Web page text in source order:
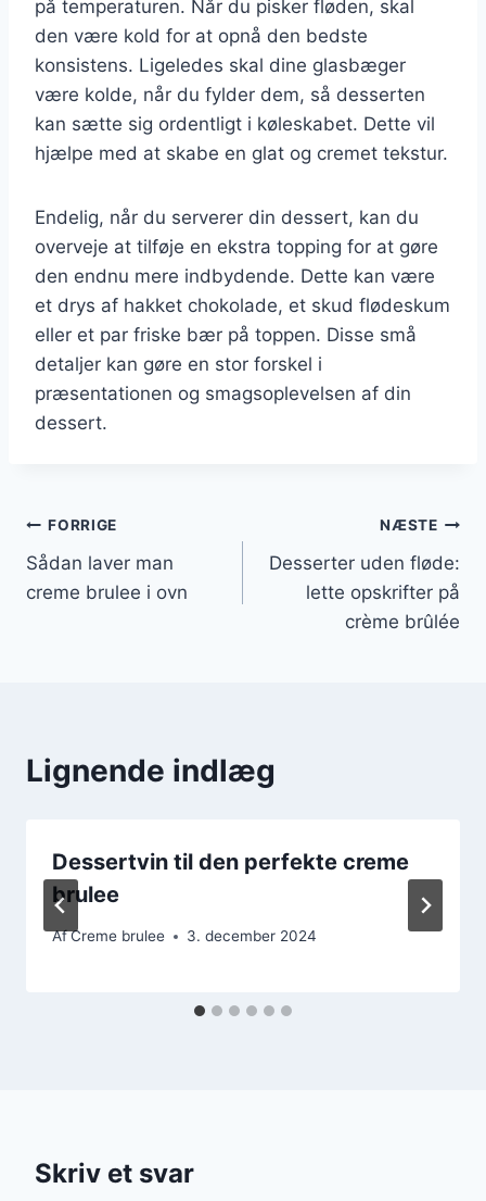
på temperaturen. Når du pisker fløden, skal
den være kold for at opnå den bedste
konsistens. Ligeledes skal dine glasbæger
være kolde, når du fylder dem, så desserten
kan sætte sig ordentligt i køleskabet. Dette vil
hjælpe med at skabe en glat og cremet tekstur.
Endelig, når du serverer din dessert, kan du
overveje at tilføje en ekstra topping for at gøre
den endnu mere indbydende. Dette kan være
et drys af hakket chokolade, et skud flødeskum
eller et par friske bær på toppen. Disse små
detaljer kan gøre en stor forskel i
præsentationen og smagsoplevelsen af din
dessert.
Indlægsnavigation
FORRIGE
Sådan laver man
creme brulee i ovn
NÆSTE
Desserter uden fløde:
lette opskrifter på
crème brûlée
Lignende indlæg
Dessertvin til den perfekte creme
brulee
AfCreme brulee 3. december 2024
Skriv et svar